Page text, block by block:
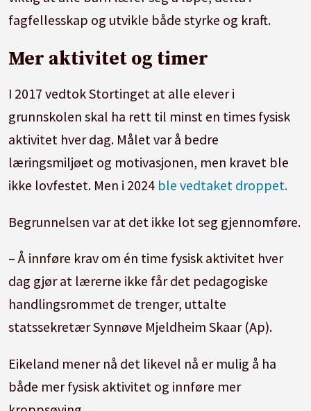
fagfellesskap og utvikle både styrke og kraft.
Mer aktivitet og timer
I 2017 vedtok Stortinget at alle elever i
grunnskolen skal ha rett til minst en times fysisk
aktivitet hver dag. Målet var å bedre
læringsmiljøet og motivasjonen, men kravet ble
ikke lovfestet. Men i 2024 ble vedtaket droppet.
Begrunnelsen var at det ikke lot seg gjennomføre.
– Å innføre krav om én time fysisk aktivitet hver
dag gjør at lærerne ikke får det pedagogiske
handlingsrommet de trenger, uttalte
statssekretær Synnøve Mjeldheim Skaar (Ap).
Eikeland mener nå det likevel nå er mulig å ha
både mer fysisk aktivitet og innføre mer